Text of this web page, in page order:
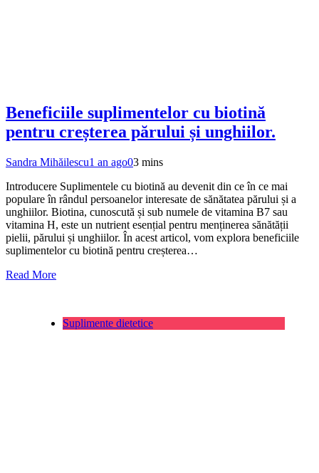
Beneficiile suplimentelor cu biotină
pentru creșterea părului și unghiilor.
Sandra Mihăilescu1 an ago03 mins
Introducere Suplimentele cu biotină au devenit din ce în ce mai
populare în rândul persoanelor interesate de sănătatea părului și a
unghiilor. Biotina, cunoscută și sub numele de vitamina B7 sau
vitamina H, este un nutrient esențial pentru menținerea sănătății
pielii, părului și unghiilor. În acest articol, vom explora beneficiile
suplimentelor cu biotină pentru creșterea…
Read More
Suplimente dietetice